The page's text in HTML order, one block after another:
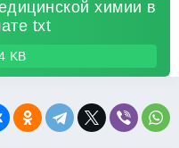
химии в
txt
KB